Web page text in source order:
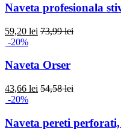
Naveta profesionala
59,20 lei 73,99 lei
-20%
Naveta Orser
43,66 lei 54,58 lei
-20%
Naveta pereti